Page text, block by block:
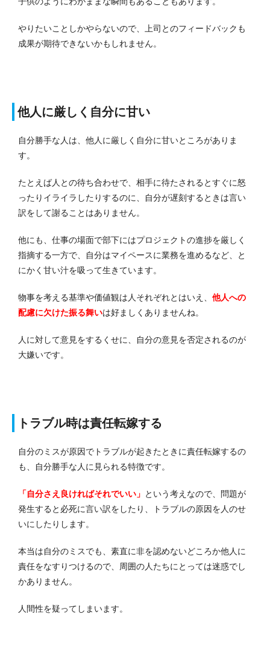
やりたいことしかやらないので、上司とのフィードバックも
成果が期待できないかもしれません。
他人に厳しく自分に甘い
自分勝手な人は、他人に厳しく自分に甘いところがありま
す。
たとえば人との待ち合わせで、相手に待たされるとすぐに怒
ったりイライラしたりするのに、自分が遅刻するときは言い
訳をして謝ることはありません。
他にも、仕事の場面で部下にはプロジェクトの進捗を厳しく
指摘する一方で、自分はマイペースに業務を進めるなど、と
にかく甘い汁を吸って生きています。
物事を考える基準や価値観は人それぞれとはいえ、 他人への
配慮に欠けた振る舞いは好ましくありませんね。
人に対して意見をするくせに、自分の意見を否定されるのが
大嫌いです。
トラブル時は責任転嫁する
自分のミスが原因でトラブルが起きたときに責任転嫁するの
も、自分勝手な人に見られる特徴です。
「自分さえ良ければそれでいい」 という考えなので、問題が
発生すると必死に言い訳をしたり、トラブルの原因を人のせ
いにしたりします。
本当は自分のミスでも、素直に非を認めないどころか他人に
責任をなすりつけるので、周囲の人たちにとっては迷惑でし
かありません。
人間性を疑ってしまいます。